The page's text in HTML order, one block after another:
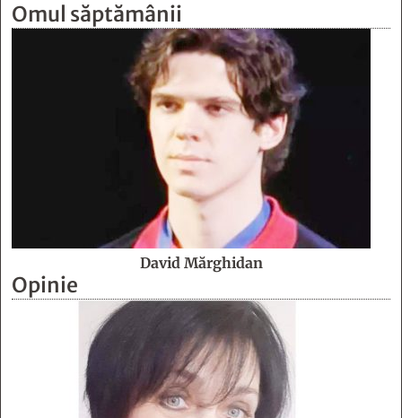
Omul săptămânii
David Mărghidan
Opinie